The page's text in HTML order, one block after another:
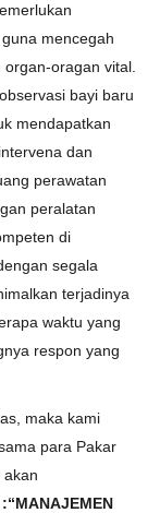
mencegah
oragan vital.
bayi baru
mendapatkan
dan
perawatan
peralatan
di
segala
terjadinya
waktu yang
respon yang
maka kami
para Pakar
akan